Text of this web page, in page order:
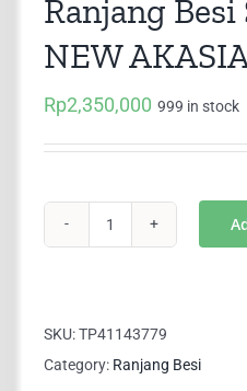
Ranjang Besi
NEW
Rp2,350,000 999 in stock
NEW
AKASIA
SKU:TP41143779
Category: Ranjang Besi